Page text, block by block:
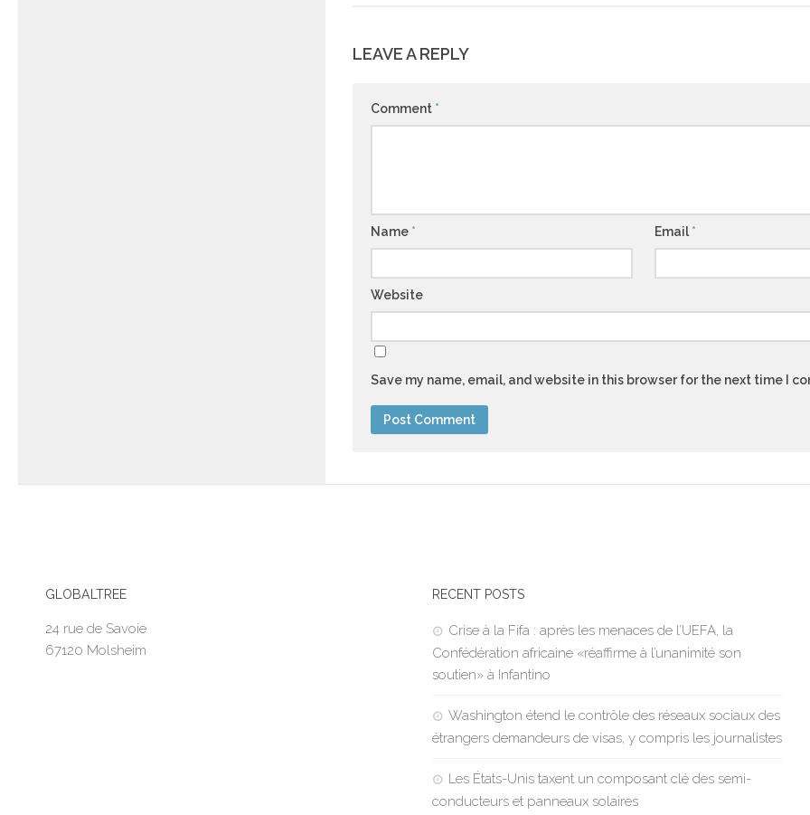
LEAVE A REPLY
Comment *
Name * Email*
Website
Save my name, email, and website in this browser for the next time I
GLOBALTREE
24 rue de Savoie
67120 Molsheim
RECENT POSTS
Crise à la Fifa : après les menaces de l’UEFA, la
Confédération africaine «réaffirme à l’unanimité son
soutien» à Infantino
Washington étend le contrôle des réseaux sociaux des
étrangers demandeurs de visas, y compris les journalistes
Les États-Unis taxent un composant clé des semi-
conducteurs et panneaux solaires